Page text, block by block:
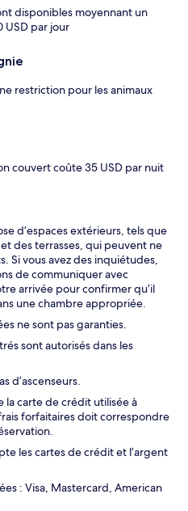
disponibles moyennant un
par jour
restriction pour les animaux
couvert coûte 35 USD par nuit
d’espaces extérieurs, tels que
des terrasses, qui peuvent ne
Si vous avez des inquiétudes,
de communiquer avec
arrivée pour confirmer qu’il
une chambre appropriée.
ne sont pas garanties.
sont autorisés dans les
d’ascenseurs.
la carte de crédit utilisée à
forfaitaires doit correspondre
les cartes de crédit et l’argent
: Visa, Mastercard, American